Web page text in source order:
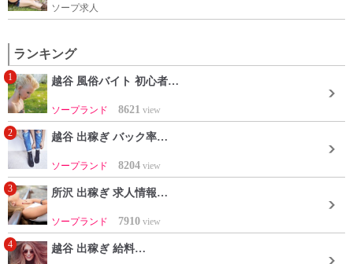
ソープ求人
ランキング
1 越谷 風俗バイト 初心者…
ソープランド 8621 view
2 越谷 出稼ぎ バック率…
ソープランド 8204 view
3 所沢 出稼ぎ 求人情報…
ソープランド 7910 view
4 越谷 出稼ぎ 給料…